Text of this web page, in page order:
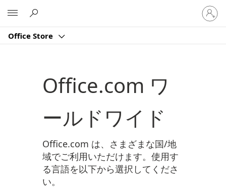
Office Store
ア
カ
ウ
Office.com ワ
ールドワイド
Office.com は、さまざまな国/地
域でご利用いただけます。使用す
る言語を以下から選択してくださ
い。